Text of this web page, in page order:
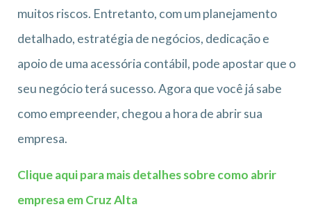
muitos riscos. Entretanto, com um planejamento
detalhado, estratégia de negócios, dedicação e
apoio de uma acessória contábil, pode apostar que o
seu negócio terá sucesso. Agora que você já sabe
como empreender, chegou a hora de abrir sua
empresa.
Clique aqui para mais detalhes sobre como abrir
empresa em Cruz Alta